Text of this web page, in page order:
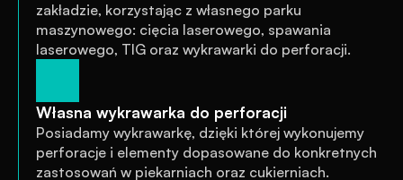
zakładzie, korzystając z własnego parku
maszynowego: cięcia laserowego, spawania
laserowego, TIG oraz wykrawarki do perforacji.
Własna wykrawarka do perforacji
Posiadamy wykrawarkę, dzięki której wykonujemy
perforacje i elementy dopasowane do konkretnych
zastosowań w piekarniach oraz cukierniach.